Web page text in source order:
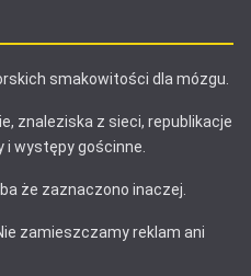
smakowitości dla mózgu.
znaleziska z sieci, republikacje
i występy gościnne.
że zaznaczono inaczej.
zamieszczamy reklam ani